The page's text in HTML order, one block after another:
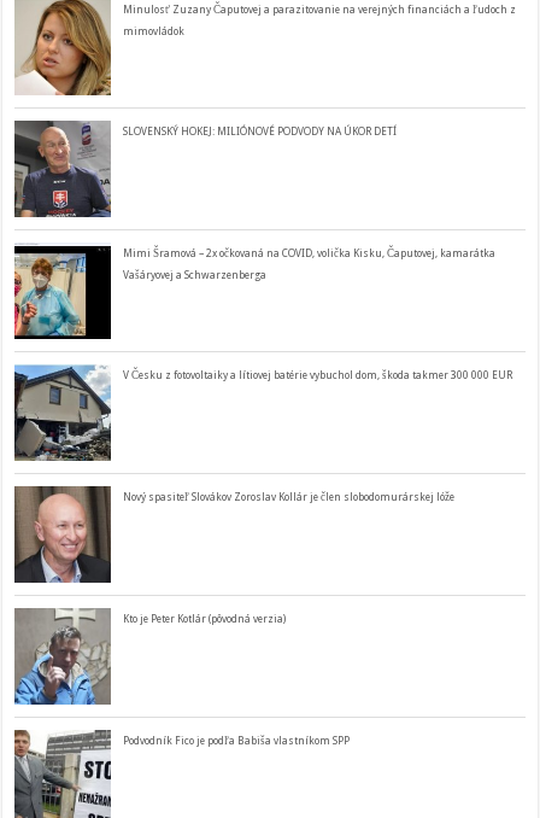
Minulosť Zuzany Čaputovej a parazitovanie na verejných financiách a ľudoch z
mimovládok
SLOVENSKÝ HOKEJ: MILIÓNOVÉ PODVODY NA ÚKOR DETÍ
Mimi Šramová – 2x očkovaná na COVID, volička Kisku, Čaputovej, kamarátka
Vašáryovej a Schwarzenberga
V Česku z fotovoltaiky a lítiovej batérie vybuchol dom, škoda takmer 300 000 EUR
Nový spasiteľ Slovákov Zoroslav Kollár je člen slobodomurárskej lóže
Kto je Peter Kotlár (pôvodná verzia)
Podvodník Fico je podľa Babiša vlastníkom SPP